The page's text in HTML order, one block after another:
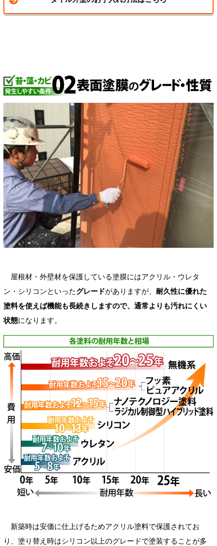
屋根材・外壁材を保護している塗膜にはアクリル・ウレタ
ン・シリコンといったグレードがありますが、 耐久性に優れた
塗料を使えば機能も長続きしますので、通常よりも汚れにくい
状態になります。
新築時は安価に仕上げるためアクリル塗料で保護されてお
り、塗り替え時はシリコン以上のグレードで塗装することが多